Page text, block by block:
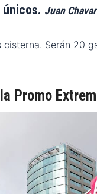
Juan
cisterna. Serán 20
Promo